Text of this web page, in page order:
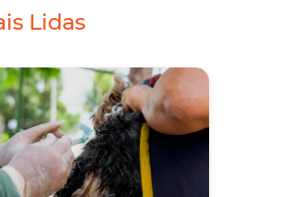
Lidas